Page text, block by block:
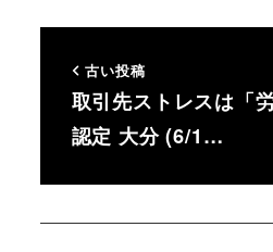
古い投稿
取引先ストレスは「
認定 大分 (6/1…